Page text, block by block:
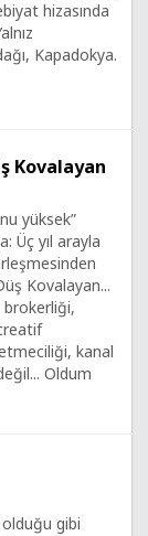
hizasında
Kapadokya.
Kovalayan
yüksek”
Üç yıl arayla
Kovalayan...
brokerliği,
kanal
Oldum
gibi